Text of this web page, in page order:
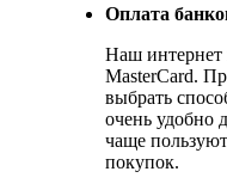
Оплата
Наш интернет
MasterCard.
выбрать
очень удобно
чаще
покупок.